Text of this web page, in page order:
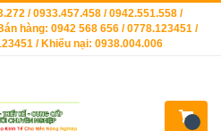
/ 0933.457.458 / 0942.551.558 /
hàng: 0942 568 656 / 0778.123451 /
/ Khiếu nại: 0938.004.006